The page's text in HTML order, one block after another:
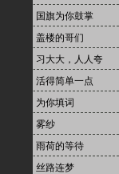
国旗为你鼓掌
盖楼的哥们
习大大，人人夸
活得简单一点
为你填词
雾纱
雨荷的等待
丝路连梦